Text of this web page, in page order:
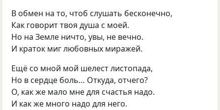
В обмен на то, чтоб слушать бесконечно,
Как говорит твоя душа с моей.
Но на Земле ничто, увы, не вечно.
И краток миг любовных миражей.
Ещё со мной мой шелест листопада,
Но в сердце боль… Откуда, отчего?
О, как же мало мне для счастья надо.
И как же много надо для него.